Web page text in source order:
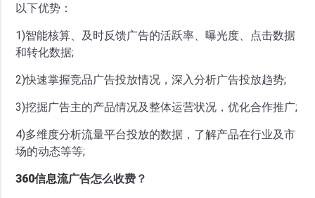
以下优势：
1)智能核算、及时反馈广告的活跃率、曝光度、点击数据
和转化数据;
2)快速掌握竞品广告投放情况，深入分析广告投放趋势;
3)挖掘广告主的产品情况及整体运营状况，优化合作推广;
4)多维度分析流量平台投放的数据，了解产品在行业及市
场的动态等等;
360信息流广告怎么收费？